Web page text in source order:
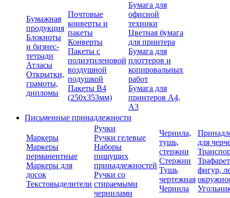
Бумажная
продукция
Блокноты
и бизнес-
тетради
Атласы
Открытки,
грамоты,
дипломы
Почтовые
конверты и
пакеты
Конверты
Пакеты с
полиэтиленовой
воздушной
подушкой
Пакеты В4
(250х353мм)
Бумага для
офисной
техники
Цветная бумага
для принтера
Бумага для
плоттеров и
копировальных
работ
Бумага для
принтеров А4,
А3
Письменные принадлежности
Маркеры
Маркеры
перманентные
Маркеры для
досок
Текстовыделители
Ручки
Ручки гелевые
Наборы
пишущих
принадлежностей
Ручки со
стираемыми
чернилами
Чернила,
тушь,
стержни
Стержни
Тушь
чертежная
Чернила
для
фигур,